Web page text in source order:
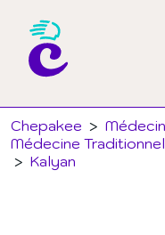
Chepakee >
Médecine
> Kalyan
Email